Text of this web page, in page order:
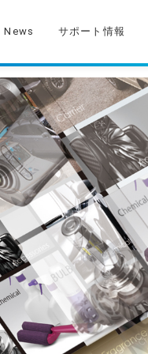
News サポート情報